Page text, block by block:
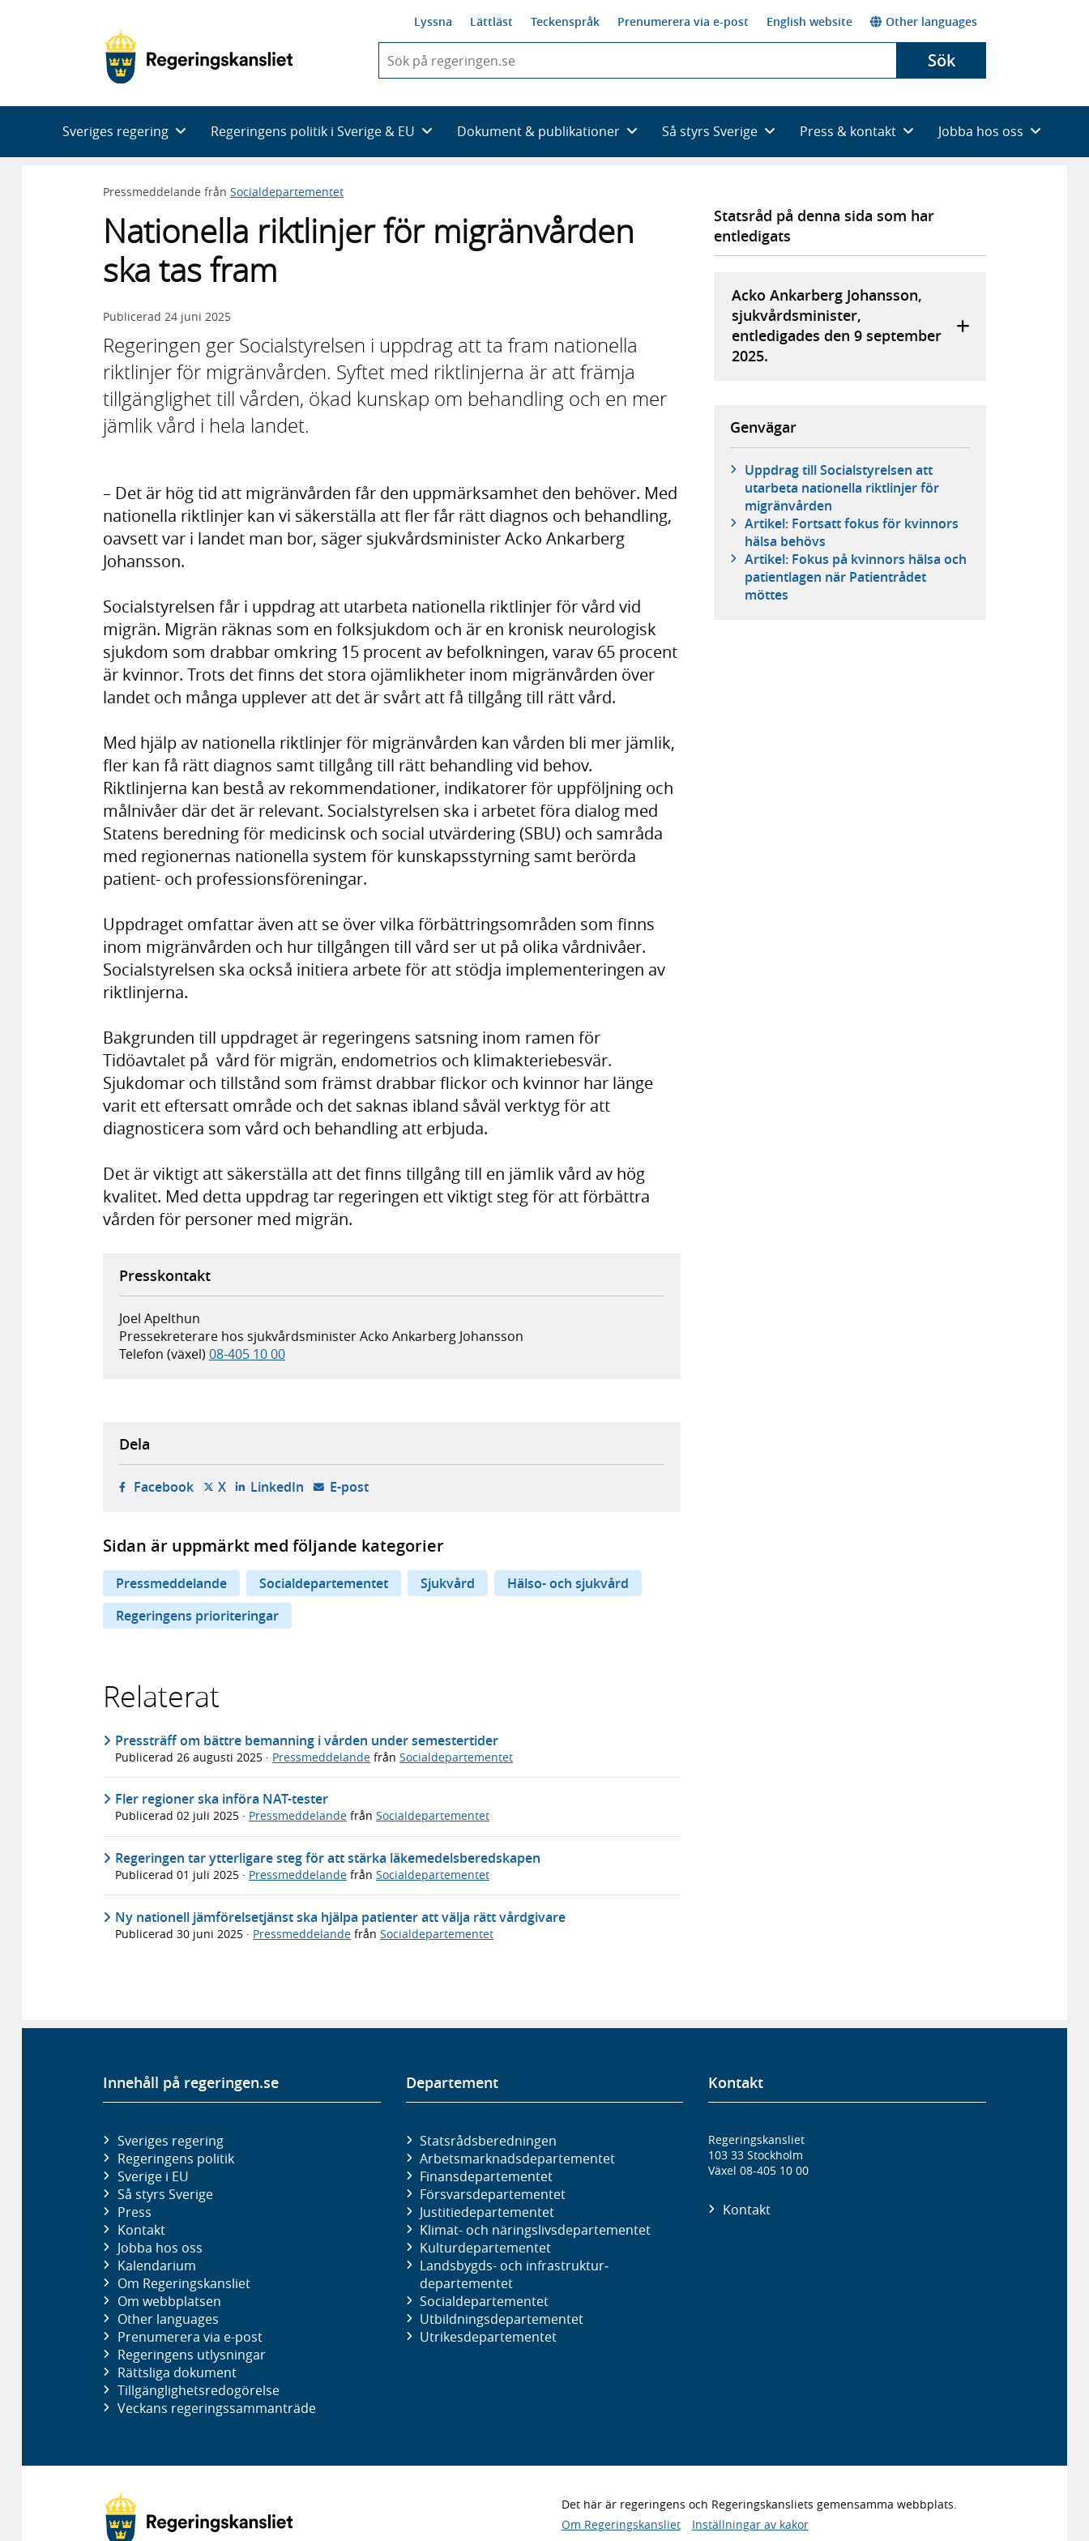
Lyssna Lättläst Teckenspråk Prenumerera via e-post English website Other languages
du
skriva
framträder
en
Sök
Sveriges regering Regeringens politik i Sverige & EU Dokument & publikationer Så styrs Sverige Press & kontakt Jobba hos oss
Pressmeddelande från Socialdepartementet
Nationella riktlinjer för migränvården
ska tas fram
Publicerad 24 juni 2025
Regeringen ger Socialstyrelsen i uppdrag att ta fram nationella
riktlinjer för migränvården. Syftet med riktlinjerna är att främja
tillgänglighet till vården, ökad kunskap om behandling och en mer
jämlik vård i hela landet.
– Det är hög tid att migränvården får den uppmärksamhet den behöver. Med
nationella riktlinjer kan vi säkerställa att fler får rätt diagnos och behandling,
oavsett var i landet man bor, säger sjukvårdsminister Acko Ankarberg
Johansson.
Socialstyrelsen får i uppdrag att utarbeta nationella riktlinjer för vård vid
migrän. Migrän räknas som en folksjukdom och är en kronisk neurologisk
sjukdom som drabbar omkring 15 procent av befolkningen, varav 65 procent
är kvinnor. Trots det finns det stora ojämlikheter inom migränvården över
landet och många upplever att det är svårt att få tillgång till rätt vård.
Med hjälp av nationella riktlinjer för migränvården kan vården bli mer jämlik,
fler kan få rätt diagnos samt tillgång till rätt behandling vid behov.
Riktlinjerna kan bestå av rekommendationer, indikatorer för uppföljning och
målnivåer där det är relevant. Socialstyrelsen ska i arbetet föra dialog med
Statens beredning för medicinsk och social utvärdering (SBU) och samråda
med regionernas nationella system för kunskapsstyrning samt berörda
patient- och professionsföreningar.
Uppdraget omfattar även att se över vilka förbättringsområden som finns
inom migränvården och hur tillgången till vård ser ut på olika vårdnivåer.
Socialstyrelsen ska också initiera arbete för att stödja implementeringen av
riktlinjerna.
Bakgrunden till uppdraget är regeringens satsning inom ramen för
Tidöavtalet på vård för migrän, endometrios och klimakteriebesvär.
Sjukdomar och tillstånd som främst drabbar flickor och kvinnor har länge
varit ett eftersatt område och det saknas ibland såväl verktyg för att
diagnosticera som vård och behandling att erbjuda.
Det är viktigt att säkerställa att det finns tillgång till en jämlik vård av hög
kvalitet. Med detta uppdrag tar regeringen ett viktigt steg för att förbättra
vården för personer med migrän.
Presskontakt
Joel Apelthun
Pressekreterare hos sjukvårdsminister Acko Ankarberg Johansson
Telefon (växel) 08-405 10 00
Statsråd på denna sida som har
entledigats
Acko Ankarberg Johansson,
sjukvårdsminister,
entledigades den 9 september
2025.
Genvägar
Uppdrag till Socialstyrelsen att
utarbeta nationella riktlinjer för
migränvården
Artikel: Fortsatt fokus för kvinnors
hälsa behövs
Artikel: Fokus på kvinnors hälsa och
patientlagen när Patientrådet
möttes
Dela
Facebook- öppnas i ny flik, extern webbplats,
X- öppnas i ny flik, extern webbplats,
LinkedIn- öppnas i ny flik, extern webbplats,
E-post- öppnar din e-postklient,
Sidan är uppmärkt med följande kategorier
Pressmeddelande Socialdepartementet Sjukvård
Hälso- och sjukvård
Regeringens prioriteringar
Relaterat
Pressträff om bättre bemanning i vården under semestertider
Publicerad 26 augusti 2025 · Pressmeddelande från Socialdepartementet
Fler regioner ska införa NAT-tester
Publicerad 02 juli 2025 · Pressmeddelande från Socialdepartementet
Regeringen tar ytterligare steg för att stärka läkemedelsberedskapen
Publicerad 01 juli 2025 · Pressmeddelande från Socialdepartementet
Ny nationell jämförelsetjänst ska hjälpa patienter att välja rätt vårdgivare
Publicerad 30 juni 2025 · Pressmeddelande från Socialdepartementet
Innehåll på regeringen.se
Sveriges regering
Regeringens politik
Sverige i EU
Så styrs Sverige
Press
Kontakt
Jobba hos oss
Kalendarium
Om Regeringskansliet
Om webbplatsen
Other languages
Prenumerera via e-post
Regeringens utlysningar
Rättsliga dokument
Tillgänglighetsredogörelse
Veckans regeringssammanträde
Departement
Statsrådsberedningen
Arbetsmarknads­departementet
Finans­departementet
Försvars­departementet
Justitie­departementet
Klimat- och näringslivs­departementet
Kultur­departementet
Landsbygds- och infrastruktur­
departementet
Social­departementet
Utbildnings­departementet
Utrikes­departementet
Kontakt
Regeringskansliet
103 33 Stockholm
Växel 08-405 10 00
Kontakt
Det här är regeringens och Regeringskansliets gemensamma webbplats.
Om Regeringskansliet
Inställningar av kakor